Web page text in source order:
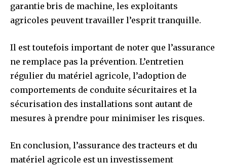
garantie bris de machine, les exploitants
agricoles peuvent travailler l’esprit tranquille.
Il est toutefois important de noter que l’assurance
ne remplace pas la prévention. L’entretien
régulier du matériel agricole, l’adoption de
comportements de conduite sécuritaires et la
sécurisation des installations sont autant de
mesures à prendre pour minimiser les risques.
En conclusion, l’assurance des tracteurs et du
matériel agricole est un investissement